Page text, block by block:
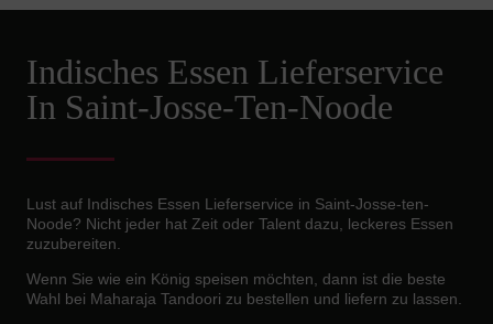
Indisches Essen Lieferservice
In Saint-Josse-Ten-Noode
Lust auf Indisches Essen Lieferservice in Saint-Josse-ten-
Noode? Nicht jeder hat Zeit oder Talent dazu, leckeres Essen
zuzubereiten.
Wenn Sie wie ein König speisen möchten, dann ist die beste
Wahl bei Maharaja Tandoori zu bestellen und liefern zu lassen.